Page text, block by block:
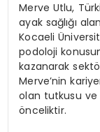
Merve Utlu,
ayak sağlığı
Kocaeli
podoloji
kazanarak
Merve’nin
olan tutkusu
önceliktir.